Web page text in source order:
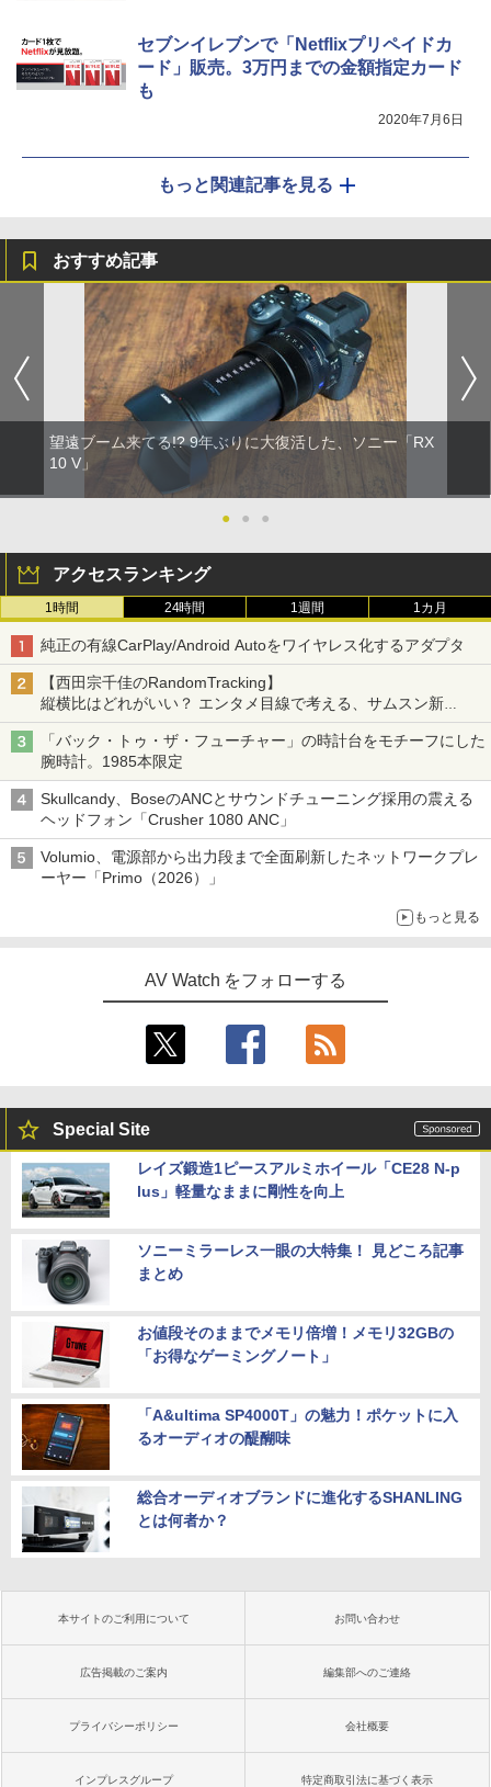
セブンイレブンで「Netflixプリペイドカ
ード」販売。3万円までの金額指定カード
も
2020年7月6日
もっと関連記事を見る
おすすめ記事
望遠ブーム来てる!? 9年ぶりに大復活した、ソニー「RX
10 V」
● ● ●
アクセスランキング
1時間 24時間 1週間 1カ月
純正の有線CarPlay/Android Autoをワイヤレス化するアダプタ
【西田宗千佳のRandomTracking】
縦横比はどれがいい？ エンタメ目線で考える、サムスン新
「Galaxy Z Fold」
「バック・トゥ・ザ・フューチャー」の時計台をモチーフにした
腕時計。1985本限定
Skullcandy、BoseのANCとサウンドチューニング採用の震える
ヘッドフォン「Crusher 1080 ANC」
Volumio、電源部から出力段まで全面刷新したネットワークプレ
ーヤー「Primo（2026）」
もっと見る
AV Watch をフォローする
Special Site
レイズ鍛造1ピースアルミホイール「CE28 N-p
lus」軽量なままに剛性を向上
ソニーミラーレス一眼の大特集！ 見どころ記事
まとめ
お値段そのままでメモリ倍増！メモリ32GBの
「お得なゲーミングノート」
「A&ultima SP4000T」の魅力！ポケットに入
るオーディオの醍醐味
総合オーディオブランドに進化するSHANLING
とは何者か？
本サイトのご利用について お問い合わせ
広告掲載のご案内 編集部へのご連絡
プライバシーポリシー 会社概要
インプレスグループ 特定商取引法に基づく表示